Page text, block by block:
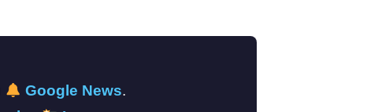
Google News.